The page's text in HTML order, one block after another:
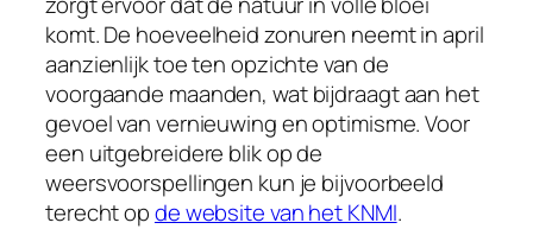
komt. De hoeveelheid zonuren neemt in april
aanzienlijk toe ten opzichte van de
voorgaande maanden, wat bijdraagt aan het
gevoel van vernieuwing en optimisme. Voor
een uitgebreidere blik op de
weersvoorspellingen kun je bijvoorbeeld
terecht opde website van het KNMI.